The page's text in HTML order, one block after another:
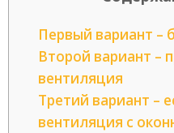
Первый вариант –
Второй вариант –
вентиляция
Третий вариант –
вентиляция с